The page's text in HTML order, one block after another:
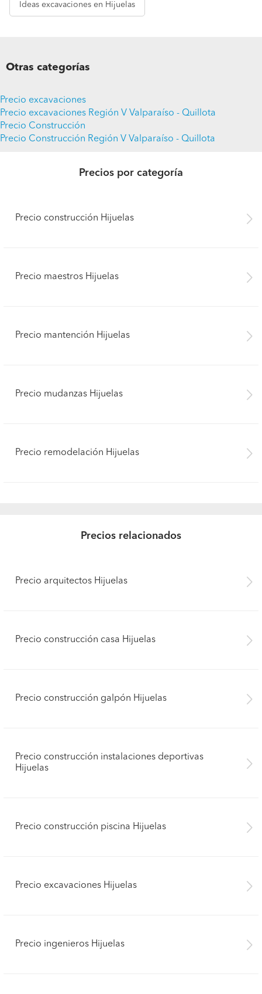
Ideas excavaciones en Hijuelas
Otras categorías
Precio excavaciones
Precio excavaciones Región V Valparaíso - Quillota
Precio Construcción
Precio Construcción Región V Valparaíso - Quillota
Precios por categoría
Precio construcción Hijuelas
Precio maestros Hijuelas
Precio mantención Hijuelas
Precio mudanzas Hijuelas
Precio remodelación Hijuelas
Precios relacionados
Precio arquitectos Hijuelas
Precio construcción casa Hijuelas
Precio construcción galpón Hijuelas
Precio construcción instalaciones deportivas
Hijuelas
Precio construcción piscina Hijuelas
Precio excavaciones Hijuelas
Precio ingenieros Hijuelas